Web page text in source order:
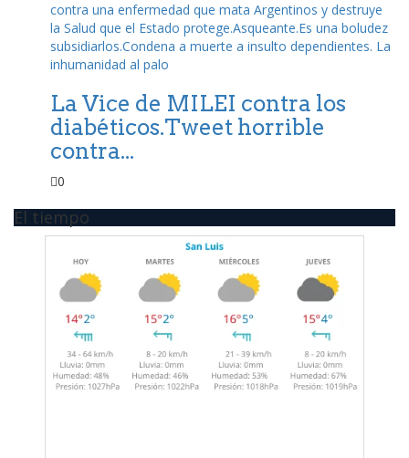
La Vice de MILEI contra los
diabéticos.Tweet horrible
contra...
0
El tiempo